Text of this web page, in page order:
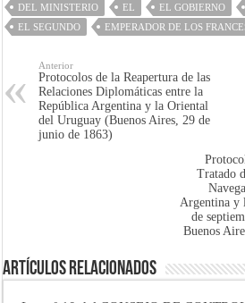
DEL MINISTERIO
EL EL GOBIERNO
EL SEGUNDO
EMPERADOR DE LOS
Anterior
Protocolos de la Reapertura de las
Relaciones Diplomáticas entre la
República Argentina y la Oriental
del Uruguay (Buenos Aires, 29 de
junio de 1863)
Tratado
Argentina y
de
Buenos
Artículos Relacionados